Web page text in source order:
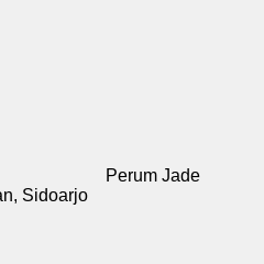
Perum Jade
Sidoarjo